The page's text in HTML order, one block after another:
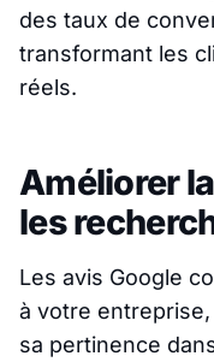
des taux de
transformant les
réels.
Améliorer
les
Les avis Google
à votre
sa pertinence